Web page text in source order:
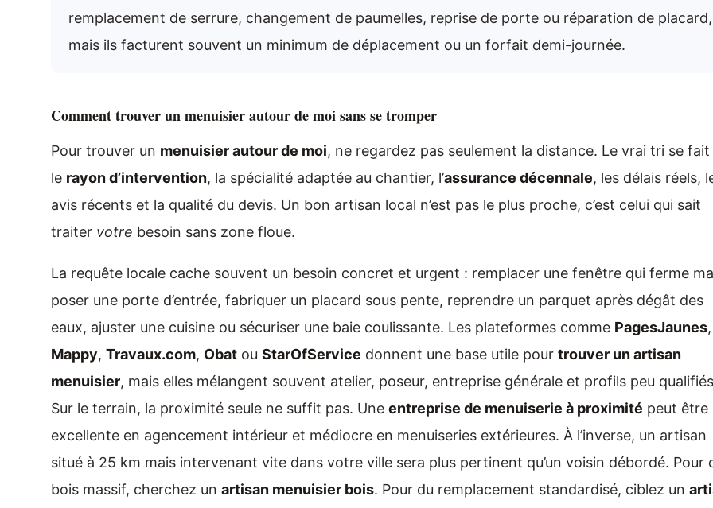
remplacement de serrure, changement de paumelles, reprise de porte ou réparation de placard,
mais ils facturent souvent un minimum de déplacement ou un forfait demi-journée.
Comment trouver un menuisier autour de moi sans se tromper
Pour trouver un menuisier autour de moi, ne regardez pas seulement la distance. Le vrai tri se fait
le rayon d’intervention, la spécialité adaptée au chantier, l’assurance décennale, les délais réels,
avis récents et la qualité du devis. Un bon artisan local n’est pas le plus proche, c’est celui qui sait
traiter votre besoin sans zone floue.
La requête locale cache souvent un besoin concret et urgent : remplacer une fenêtre qui ferme
poser une porte d’entrée, fabriquer un placard sous pente, reprendre un parquet après dégât des
eaux, ajuster une cuisine ou sécuriser une baie coulissante. Les plateformes comme PagesJaunes,
Mappy, Travaux.com, Obat ou StarOfService donnent une base utile pour trouver un artisan
menuisier, mais elles mélangent souvent atelier, poseur, entreprise générale et profils peu
Sur le terrain, la proximité seule ne suffit pas. Une entreprise de menuiserie à proximité peut être
excellente en agencement intérieur et médiocre en menuiseries extérieures. À l’inverse, un artisan
situé à 25 km mais intervenant vite dans votre ville sera plus pertinent qu’un voisin débordé. Pour
bois massif, cherchez un artisan menuisier bois. Pour du remplacement standardisé, ciblez un